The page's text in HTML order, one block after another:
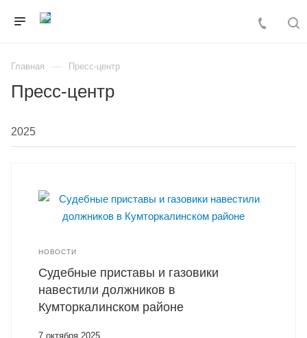
Главная Пресс-центр
Пресс-центр
НОВОСТИ
Судебные приставы и газовики
навестили должников в
Кумторкалинском районе
7 октября 2025